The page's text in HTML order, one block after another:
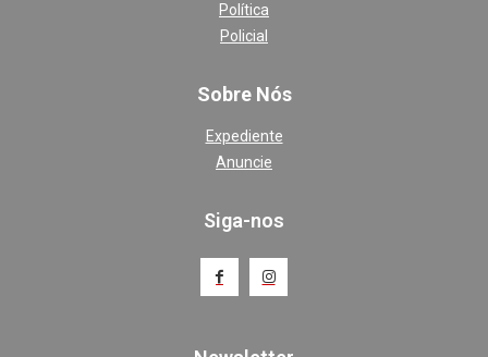
Política
Policial
Sobre Nós
Expediente
Anuncie
Siga-nos